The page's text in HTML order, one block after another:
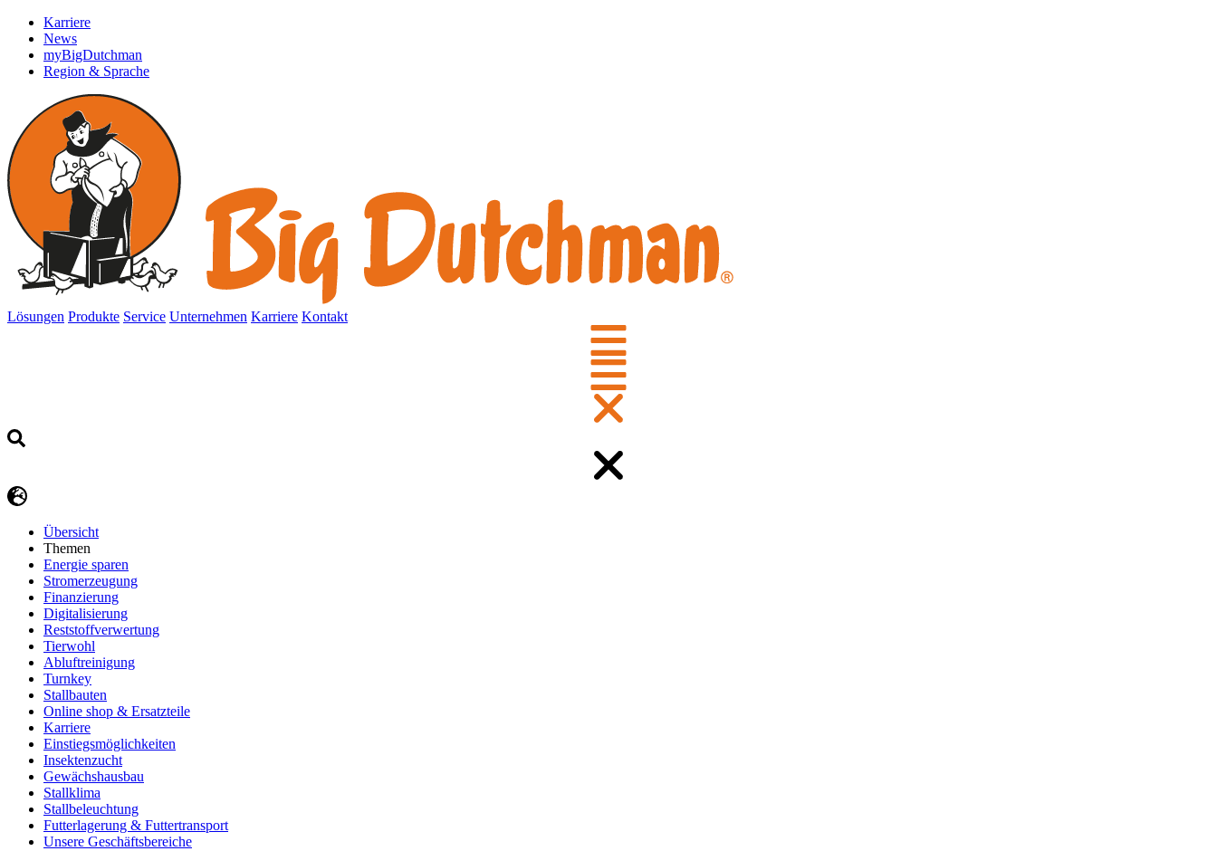
Karriere
News
myBigDutchman
Region & Sprache
Lösungen Produkte Service Unternehmen Karriere Kontakt
Übersicht
Themen
Energie sparen
Stromerzeugung
Finanzierung
Digitalisierung
Reststoffverwertung
Tierwohl
Abluftreinigung
Turnkey
Stallbauten
Online shop & Ersatzteile
Karriere
Einstiegsmöglichkeiten
Insektenzucht
Gewächshausbau
Stallklima
Stallbeleuchtung
Futterlagerung & Futtertransport
Unsere Geschäftsbereiche